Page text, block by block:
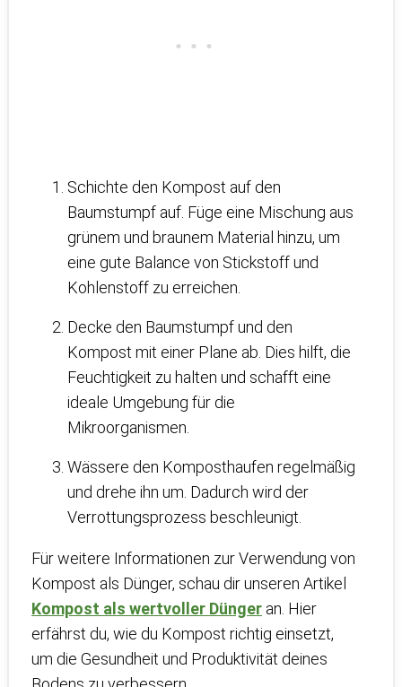
Schichte den Kompost auf den
Baumstumpf auf. Füge eine Mischung aus
grünem und braunem Material hinzu, um
eine gute Balance von Stickstoff und
Kohlenstoff zu erreichen.
Decke den Baumstumpf und den
Kompost mit einer Plane ab. Dies hilft, die
Feuchtigkeit zu halten und schafft eine
ideale Umgebung für die
Mikroorganismen.
Wässere den Komposthaufen regelmäßig
und drehe ihn um. Dadurch wird der
Verrottungsprozess beschleunigt.
Für weitere Informationen zur Verwendung von
Kompost als Dünger, schau dir unseren Artikel
Kompost als wertvoller Dünger an. Hier
erfährst du, wie du Kompost richtig einsetzt,
um die Gesundheit und Produktivität deines